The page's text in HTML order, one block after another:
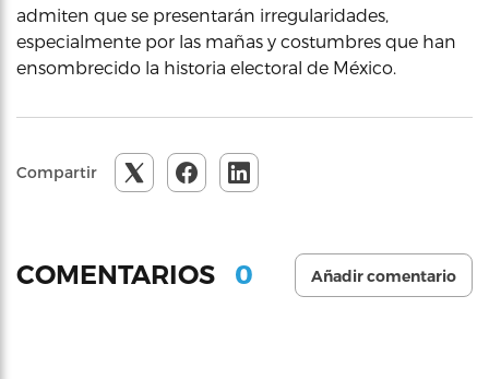
admiten que se presentarán irregularidades,
especialmente por las mañas y costumbres que han
ensombrecido la historia electoral de México.
Compartir
COMENTARIOS 0 Añadir comentario